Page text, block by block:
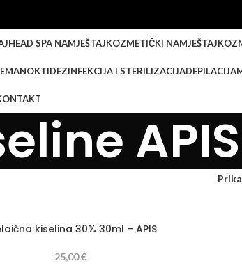
HEAD SPA NAMJEŠTAJKOZMETIČKI NAMJEŠTAJ
NOKTIDEZINFEKCIJA I STERILIZACIJADEPILACIJA
APIS
kiselina 30% 30ml – APIS
25,00€